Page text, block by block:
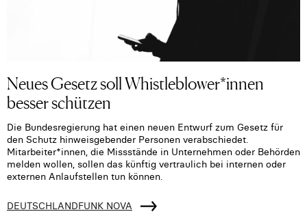
Neues Gesetz soll Whistleblower*innen
besser schützen
Die Bundesregierung hat einen neuen Entwurf zum Gesetz für
den Schutz hinweisgebender Personen verabschiedet.
Mitarbeiter*innen, die Missstände in Unternehmen oder Behörden
melden wollen, sollen das künftig vertraulich bei internen oder
externen Anlaufstellen tun können.
DEUTSCHLANDFUNK NOVA